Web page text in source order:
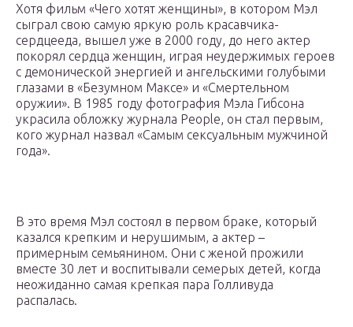
Хотя фильм «Чего хотят женщины», в котором Мэл
сыграл свою самую яркую роль красавчика-
сердцееда, вышел уже в 2000 году, до него актер
покорял сердца женщин, играя неудержимых героев
с демонической энергией и ангельскими голубыми
глазами в «Безумном Максе» и «Смертельном
оружии». В 1985 году фотография Мэла Гибсона
украсила обложку журнала People, он стал первым,
кого журнал назвал «Самым сексуальным мужчиной
года».
В это время Мэл состоял в первом браке, который
казался крепким и нерушимым, а актер –
примерным семьянином. Они с женой прожили
вместе 30 лет и воспитывали семерых детей, когда
неожиданно самая крепкая пара Голливуда
распалась.